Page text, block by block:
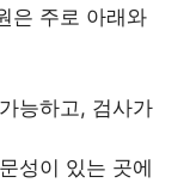
은 주로 아래와
능하고, 검사가
성이 있는 곳에